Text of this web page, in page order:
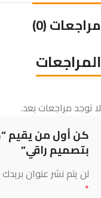
مراجعات (0)
المراجعات
لا توجد مراجعات بعد.
كن أول من يقيم
بتصميم راقي”
لن يتم نشر عنوان بريدك
*